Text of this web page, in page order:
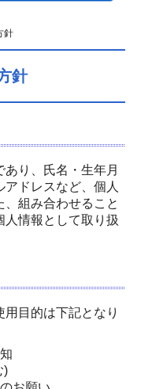
針
針
り、氏名・生年月
ドレスなど、個人
組み合わせること
人情報として取り扱
目的は下記となり
)